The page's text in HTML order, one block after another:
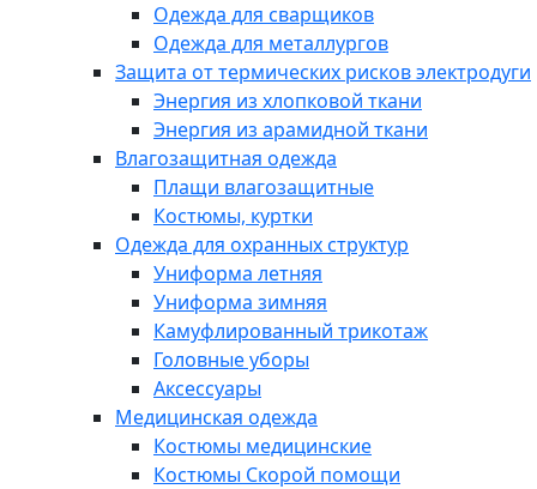
Одежда для сварщиков
Одежда для металлургов
Защита от термических рисков электродуги
Энергия из хлопковой ткани
Энергия из арамидной ткани
Влагозащитная одежда
Плащи влагозащитные
Костюмы, куртки
Одежда для охранных структур
Униформа летняя
Униформа зимняя
Камуфлированный трикотаж
Головные уборы
Аксессуары
Медицинская одежда
Костюмы медицинские
Костюмы Скорой помощи